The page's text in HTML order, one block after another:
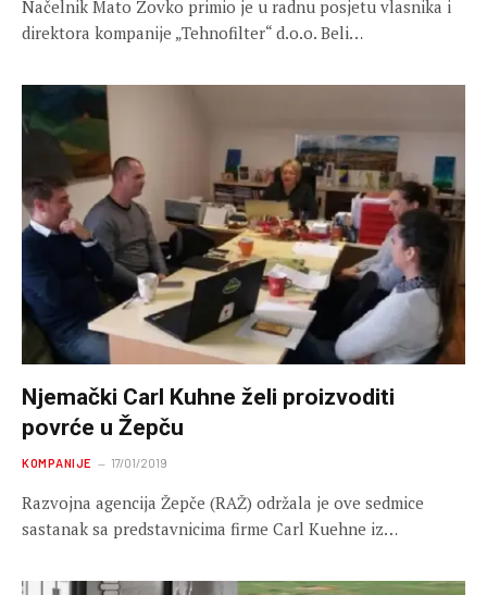
Načelnik Mato Zovko primio je u radnu posjetu vlasnika i
direktora kompanije „Tehnofilter“ d.o.o. Beli…
Njemački Carl Kuhne želi proizvoditi
povrće u Žepču
KOMPANIJE 17/01/2019
Razvojna agencija Žepče (RAŽ) održala je ove sedmice
sastanak sa predstavnicima firme Carl Kuehne iz…